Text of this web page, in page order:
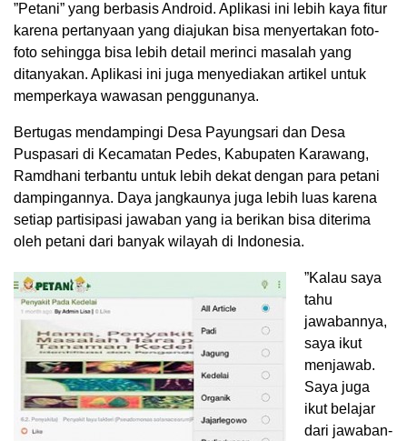
”Petani” yang berbasis Android. Aplikasi ini lebih kaya fitur
karena pertanyaan yang diajukan bisa menyertakan foto-
foto sehingga bisa lebih detail merinci masalah yang
ditanyakan. Aplikasi ini juga menyediakan artikel untuk
memperkaya wawasan penggunanya.
Bertugas mendampingi Desa Payungsari dan Desa
Puspasari di Kecamatan Pedes, Kabupaten Karawang,
Ramdhani terbantu untuk lebih dekat dengan para petani
dampingannya. Daya jangkaunya juga lebih luas karena
setiap partisipasi jawaban yang ia berikan bisa diterima
oleh petani dari banyak wilayah di Indonesia.
”Kalau saya
tahu
jawabannya,
saya ikut
menjawab.
Saya juga
ikut belajar
dari jawaban-